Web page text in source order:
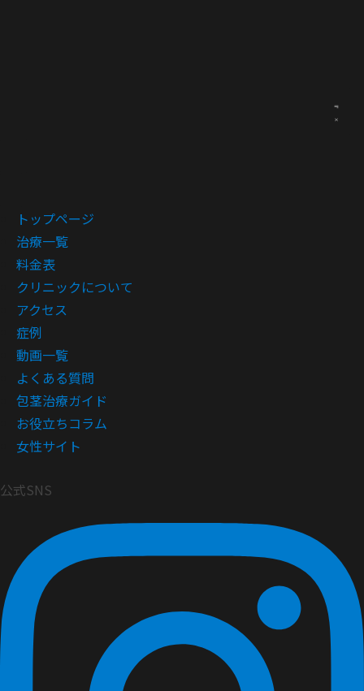
トップページ
治療一覧
料金表
クリニックについて
アクセス
症例
動画一覧
よくある質問
包茎治療ガイド
お役立ちコラム
女性サイト
公式SNS